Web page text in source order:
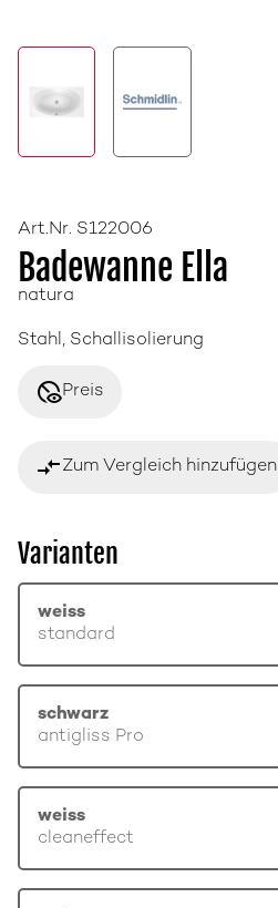
Art.Nr. S122006
Badewanne Ella
natura
Stahl, Schallisolierung
disabled_visiblePreis
compare_arrowsZum Vergleich hinzufügen
Varianten
weiss
standard
schwarz
antigliss Pro
weiss
cleaneffect